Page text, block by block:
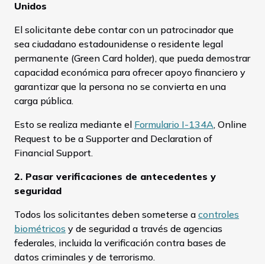
Unidos
El solicitante debe contar con un patrocinador que
sea ciudadano estadounidense o residente legal
permanente (Green Card holder), que pueda demostrar
capacidad económica para ofrecer apoyo financiero y
garantizar que la persona no se convierta en una
carga pública.
Esto se realiza mediante el Formulario I-134A, Online
Request to be a Supporter and Declaration of
Financial Support.
2. Pasar verificaciones de antecedentes y
seguridad
Todos los solicitantes deben someterse a controles
biométricos y de seguridad a través de agencias
federales, incluida la verificación contra bases de
datos criminales y de terrorismo.